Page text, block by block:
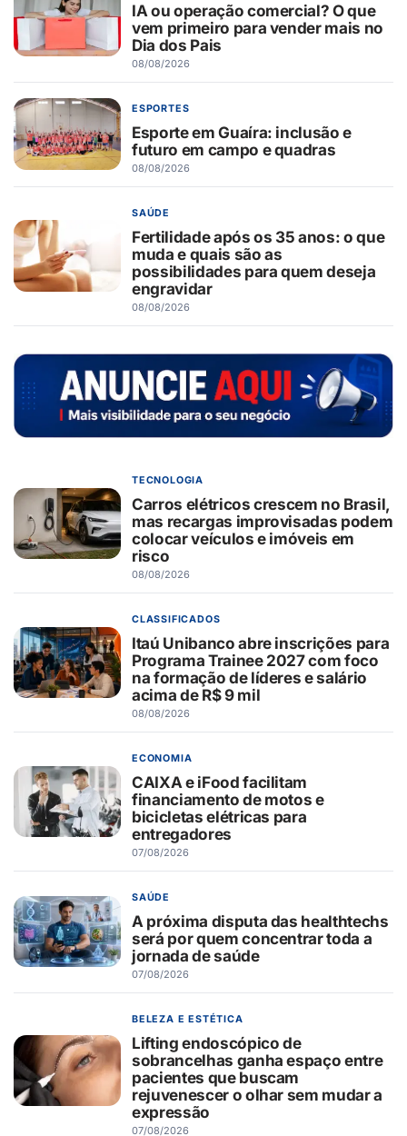
IA ou operação comercial? O que
vem primeiro para vender mais no
Dia dos Pais
08/08/2026
ESPORTES
Esporte em Guaíra: inclusão e
futuro em campo e quadras
08/08/2026
SAÚDE
Fertilidade após os 35 anos: o que
muda e quais são as
possibilidades para quem deseja
engravidar
08/08/2026
TECNOLOGIA
Carros elétricos crescem no Brasil,
mas recargas improvisadas podem
colocar veículos e imóveis em
risco
08/08/2026
CLASSIFICADOS
Itaú Unibanco abre inscrições para
Programa Trainee 2027 com foco
na formação de líderes e salário
acima de R$ 9 mil
08/08/2026
ECONOMIA
CAIXA e iFood facilitam
financiamento de motos e
bicicletas elétricas para
entregadores
07/08/2026
SAÚDE
A próxima disputa das healthtechs
será por quem concentrar toda a
jornada de saúde
07/08/2026
BELEZA E ESTÉTICA
Lifting endoscópico de
sobrancelhas ganha espaço entre
pacientes que buscam
rejuvenescer o olhar sem mudar a
expressão
07/08/2026